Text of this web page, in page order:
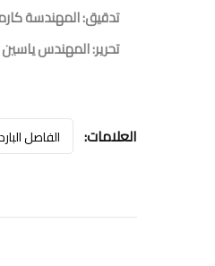
تدقيق: المهندسة
تحرير: المهندس
العلامات: الفاصل البارد